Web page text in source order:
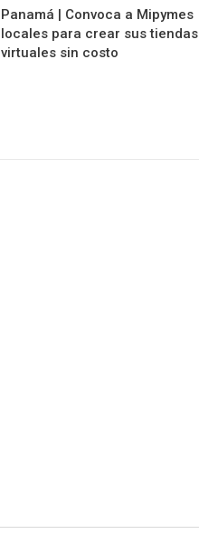
Panamá | Convoca a Mipymes
locales para crear sus tiendas
virtuales sin costo